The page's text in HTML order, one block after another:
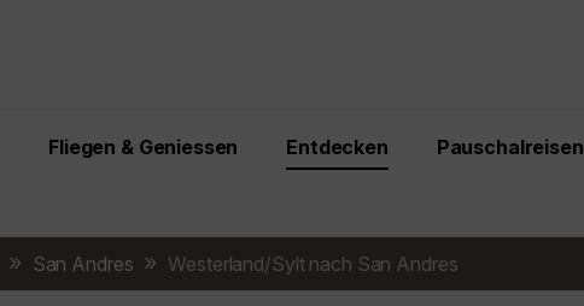
Fliegen & Geniessen Entdecken Pauschalreisen
San Andres Westerland/Sylt nach San Andres